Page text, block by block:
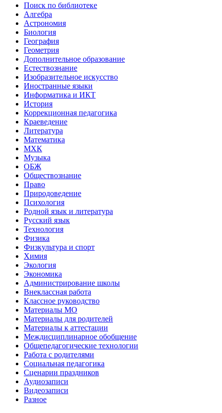
Поиск по библиотеке
Алгебра
Астрономия
Биология
География
Геометрия
Дополнительное образование
Естествознание
Изобразительное искусство
Иностранные языки
Информатика и ИКТ
История
Коррекционная педагогика
Краеведение
Литература
Математика
МХК
Музыка
ОБЖ
Обществознание
Право
Природоведение
Психология
Родной язык и литература
Русский язык
Технология
Физика
Физкультура и спорт
Химия
Экология
Экономика
Администрирование школы
Внеклассная работа
Классное руководство
Материалы МО
Материалы для родителей
Материалы к аттестации
Междисциплинарное обобщение
Общепедагогические технологии
Работа с родителями
Социальная педагогика
Сценарии праздников
Аудиозаписи
Видеозаписи
Разное